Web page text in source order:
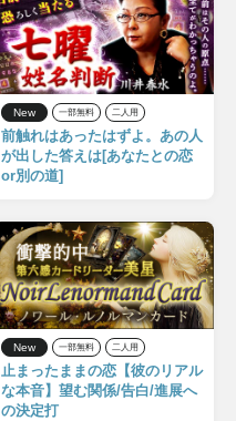
New 一部無料 二人用
前触れはあったはずよ。あの人
が出した答えは[あなたとの恋
or別の道]
New 一部無料 二人用
止まったままの恋【彼のリアル
な本音】望む関係/告白/進展へ
の決定打